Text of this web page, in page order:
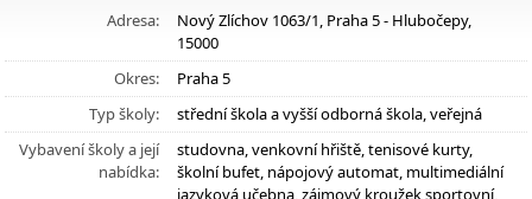
Adresa:
Nový Zlíchov 1063/1, Praha 5 - Hlubočepy,
15000
Okres:
Praha 5
Typ školy:
střední škola a vyšší odborná škola, veřejná
Vybavení školy a její
nabídka:
studovna, venkovní hřiště, tenisové kurty,
školní bufet, nápojový automat, multimediální
jazyková učebna, zájmový kroužek sportovní,